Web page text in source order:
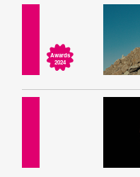
Awards
2024